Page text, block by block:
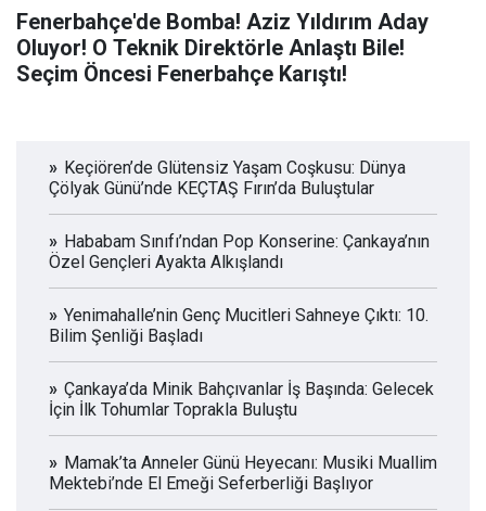
Fenerbahçe'de Bomba! Aziz Yıldırım Aday
Oluyor! O Teknik Direktörle Anlaştı Bile!
Seçim Öncesi Fenerbahçe Karıştı!
Keçiören’de Glütensiz Yaşam Coşkusu: Dünya
Çölyak Günü’nde KEÇTAŞ Fırın’da Buluştular
Hababam Sınıfı’ndan Pop Konserine: Çankaya’nın
Özel Gençleri Ayakta Alkışlandı
Yenimahalle’nin Genç Mucitleri Sahneye Çıktı: 10.
Bilim Şenliği Başladı
Çankaya’da Minik Bahçıvanlar İş Başında: Gelecek
İçin İlk Tohumlar Toprakla Buluştu
Mamak’ta Anneler Günü Heyecanı: Musiki Muallim
Mektebi’nde El Emeği Seferberliği Başlıyor